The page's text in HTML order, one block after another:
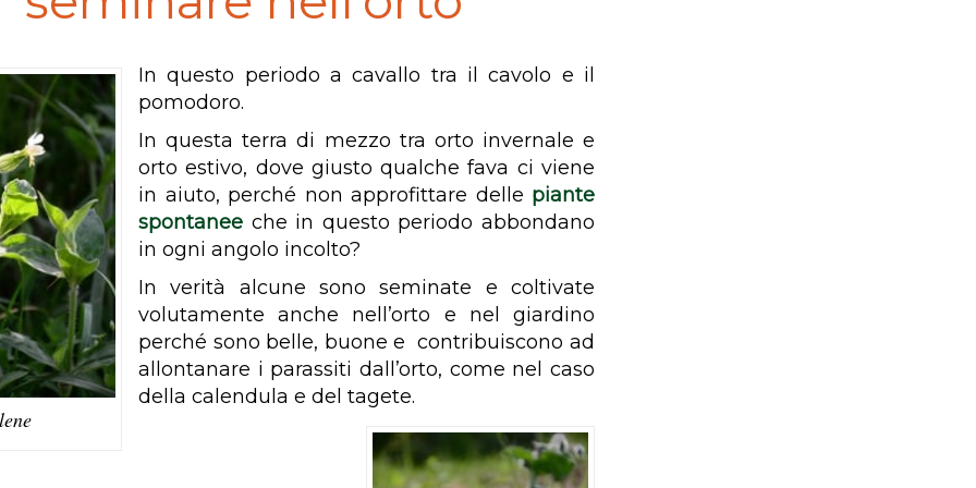
In questo periodo a cavallo tra il cavolo e il
pomodoro.
In questa terra di mezzo tra orto invernale e
orto estivo, dove giusto qualche fava ci viene
in aiuto, perché non approfittare delle piante
spontanee che in questo periodo abbondano
in ogni angolo incolto?
In verità alcune sono seminate e coltivate
volutamente anche nell’orto e nel giardino
perché sono belle, buone e contribuiscono ad
allontanare i parassiti dall’orto, come nel caso
della calendula e del tagete.